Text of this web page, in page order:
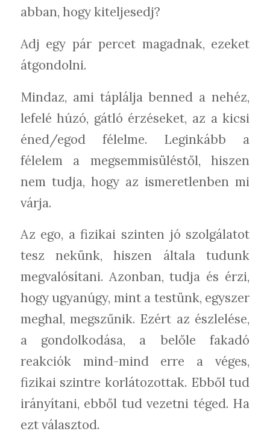
abban, hogy kiteljesedj?
Adj egy pár percet magadnak, ezeket
átgondolni.
Mindaz, ami táplálja benned a nehéz,
lefelé húzó, gátló érzéseket, az a kicsi
éned/egod félelme. Leginkább a
félelem a megsemmisüléstől, hiszen
nem tudja, hogy az ismeretlenben mi
várja.
Az ego, a fizikai szinten jó szolgálatot
tesz nekünk, hiszen általa tudunk
megvalósítani. Azonban, tudja és érzi,
hogy ugyanúgy, mint a testünk, egyszer
meghal, megszűnik. Ezért az észlelése,
a gondolkodása, a belőle fakadó
reakciók mind-mind erre a véges,
fizikai szintre korlátozottak. Ebből tud
irányítani, ebből tud vezetni téged. Ha
ezt választod.